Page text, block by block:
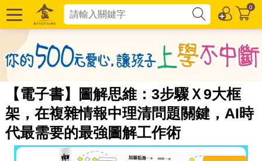
0
【電子書】圖解思維：3步驟Ｘ9大框
架，在複雜情報中理清問題關鍵，AI時
代最需要的最強圖解工作術